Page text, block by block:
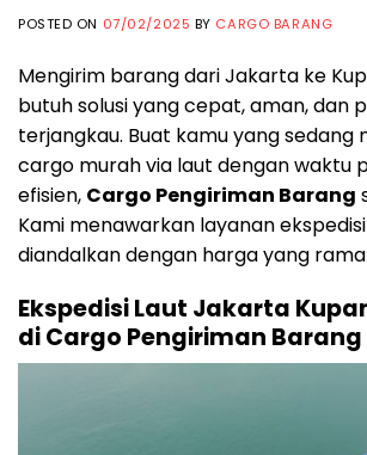
POSTED ON 07/02/2025 BY CARGO BARANG
Mengirim barang dari Jakarta ke
butuh solusi yang cepat, aman, dan
terjangkau. Buat kamu yang sedang
cargo murah via laut dengan waktu
efisien, Cargo Pengiriman Barang
Kami menawarkan layanan
diandalkan dengan harga yang
Ekspedisi Laut Jakarta
di Cargo Pengiriman Barang